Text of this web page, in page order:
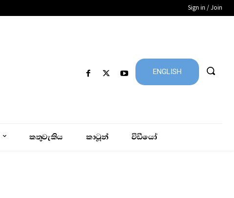
Sign in / Join
ENGLISH
කතුවැකිය කාටූන් විඩීයෝ